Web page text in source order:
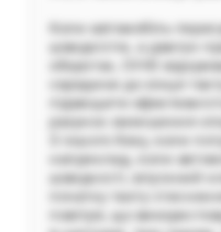
Коли автомобіль
швидкістю, а двигун
оборотах, CVVD
середини до кінця
підвищити
рахунок зменшення
З іншого боку, коли
наприклад, коли
швидкості, впускний
початку такту
повітря, що